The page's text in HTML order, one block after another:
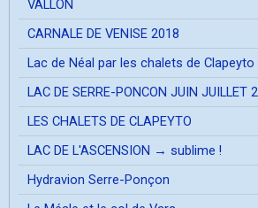
VALLON
CARNALE DE VENISE 2018
Lac de Néal par les chalets de Clapeyto
LAC DE SERRE-PONCON JUIN JUILLET
LES CHALETS DE CLAPEYTO
LAC DE L'ASCENSION → sublime !
Hydravion Serre-Ponçon